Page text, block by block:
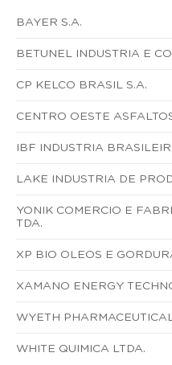
BAYER S.A.
BETUNEL INDUSTRIA E
CP KELCO BRASIL S.A.
CENTRO OESTE
IBF INDUSTRIA
LAKE INDUSTRIA DE
YONIK COMERCIO E
TDA.
XP BIO OLEOS E
XAMANO ENERGY
WYETH
WHITE QUIMICA LTDA.